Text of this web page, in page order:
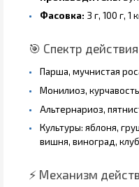
Фасовка: 3 г, 100 г, 1
🎯 Спектр действия
Парша, мучнистая
Монилиоз,
Альтернариоз,
Культуры: яблоня,
вишня, виноград,
⚡ Механизм